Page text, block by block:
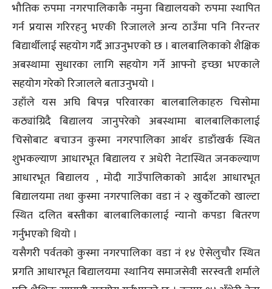
भौतिक रुपमा नगरपालिकाकै नमुना बिद्यालयको रुपमा स्थापित
गर्न प्रयास गरिरहनु भएकी रिजालले अन्य ठाउँमा पनि निरन्तर
बिद्यार्थीलाई सहयोग गर्दै आउनुभएको छ । बालबालिकाको शैक्षिक
अबस्थामा सुधारका लागि सहयोग गर्ने आफ्नो इच्छा भएकाले
सहयोग गरेको रिजालले बताउनुभयो ।
उहाँले यस अघि बिपन्न परिवारका बालबालिकाहरु चिसोमा
कठ्यांग्रिदै बिद्यालय जानुपरेको अबस्थामा बालबालिकालाई
चिसोबाट बचाउन कुस्मा नगरपालिका आर्थर डाडाँखर्क स्थित
शुभकल्याण आधारभूत बिद्यालय र अधेरी नेटास्थित जनकल्याण
आधारभूत बिद्यालय , मोदी गाउँपालिकाको आर्दश आधारभूत
बिद्यालयमा तथा कुस्मा नगरपालिका वडा नं २ खुर्कोटको खाल्टा
स्थित दलित बस्तीका बालबालिकालाई न्यानो कपडा बितरण
गर्नुभएको थियो ।
यसैगरी पर्वतको कुस्मा नगरपालिका वडा नं १४ ऐसेलुचौर स्थित
प्रगति आधारभूत बिद्यालयमा स्थानिय समाजसेवी सरस्वती शर्माले